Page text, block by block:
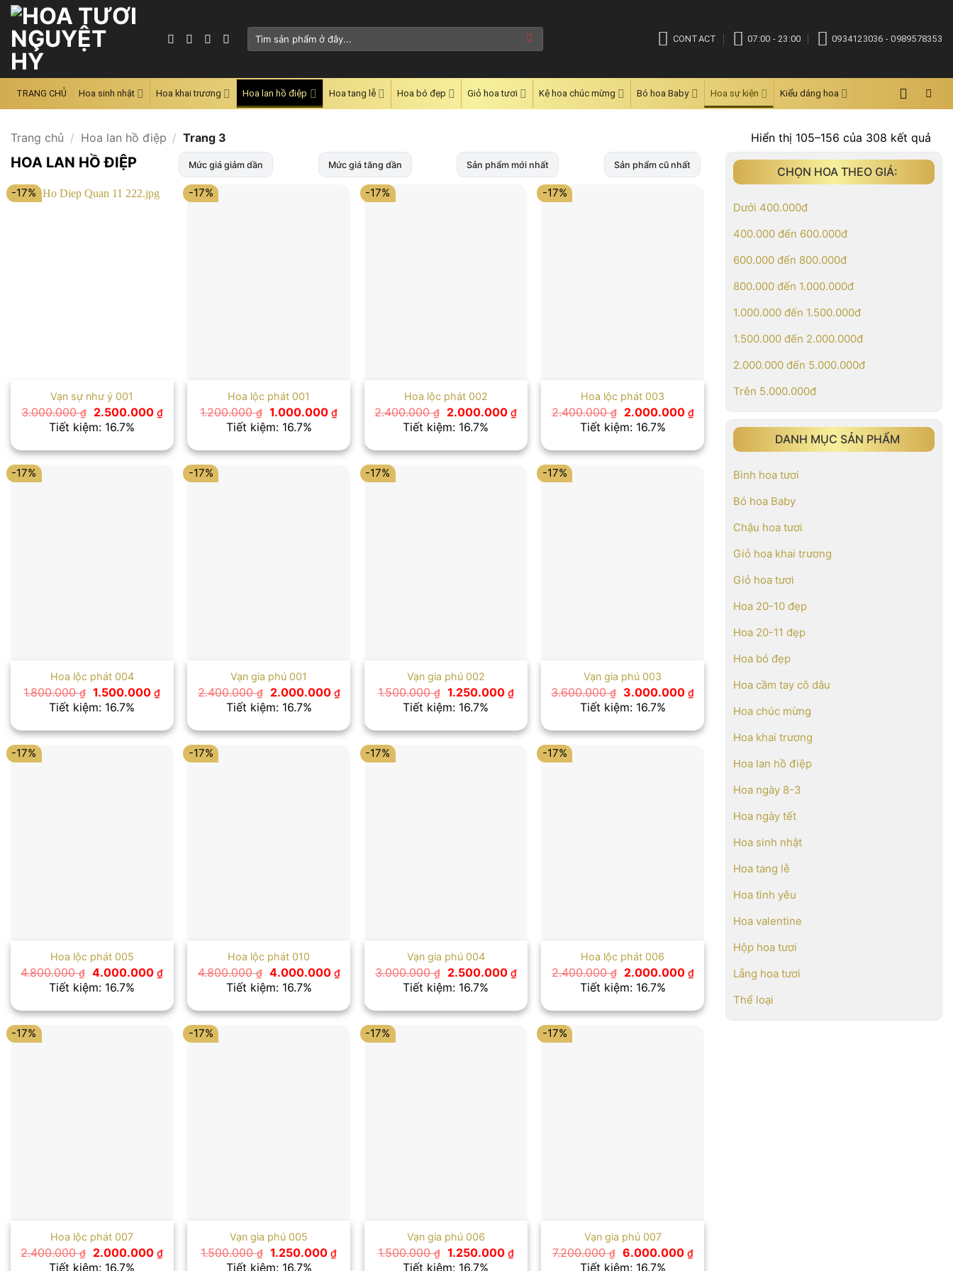
Skip
content
Tìm
CONTACT 07:00 - 23:00 0934123036 - 0989578353
TRANG CHỦ Hoa sinh nhật Hoa khai trương Hoa lan hồ điệp Hoa tang lễ Hoa bó đẹp Giỏ hoa tươi Kệ hoa chúc mừng Bó hoa Baby Hoa sự kiện Kiểu dáng hoa
Trang chủ / Hoa lan hồ điệp / Trang 3 Hiển thị 105–156 của 308 kết quả
HOA LAN HỒ ĐIỆP Mức giá giảm dần Mức giá tăng dần Sản phẩm mới nhất Sản phẩm cũ nhất
-17%
Vạn sự như ý 001
3.000.000₫
Giá
gốc
là:
2.500.000 ₫Giá
hiện
là:
2.500.000 ₫.
Tiết kiệm: 16.7%
-17%
Hoa lộc phát 001
1.200.000₫ Giá
gốc
là:
1.000.000₫Giá
là:
1.000.000 ₫.
Tiết kiệm: 16.7%
-17%
Hoa lộc phát 002
2.400.000₫
Giá
gốc
là:
2.000.000₫Giá
là:
2.000.000 ₫.
Tiết kiệm: 16.7%
-17%
Hoa lộc phát 003
2.400.000₫
Giá
gốc
là:
2.000.000 ₫Giá
hiện
là:
2.000.000 ₫.
Tiết kiệm: 16.7%
-17%
Hoa lộc phát 004
1.800.000₫ Giá
gốc
là:
1.500.000₫Giá
là:
1.500.000 ₫.
Tiết kiệm: 16.7%
-17%
Vạn gia phú 001
2.400.000₫
Giá
gốc
là:
2.000.000 ₫Giá
hiện
là:
2.000.000 ₫.
Tiết kiệm: 16.7%
-17%
Vạn gia phú 002
1.500.000₫ Giá
gốc
là:
1.250.000 ₫Giá
hiện
là:
1.250.000 ₫.
Tiết kiệm: 16.7%
-17%
Vạn gia phú 003
3.600.000₫
Giá
gốc
là:
3.000.000₫Giá
là:
3.000.000 ₫.
Tiết kiệm: 16.7%
-17%
Hoa lộc phát 005
4.800.000₫ Giá
gốc
là:
4.000.000₫Giá
là:
4.000.000 ₫.
Tiết kiệm: 16.7%
-17%
Hoa lộc phát 010
4.800.000₫ Giá
gốc
là:
4.000.000 ₫Giá
hiện
là:
4.000.000 ₫.
Tiết kiệm: 16.7%
-17%
Vạn gia phú 004
3.000.000₫
Giá
gốc
là:
2.500.000 ₫Giá
hiện
là:
2.500.000 ₫.
Tiết kiệm: 16.7%
-17%
Hoa lộc phát 006
2.400.000₫
Giá
gốc
là:
2.000.000 ₫Giá
hiện
là:
2.000.000 ₫.
Tiết kiệm: 16.7%
-17%
Hoa lộc phát 007
2.400.000₫
Giá
gốc
2.000.000₫Giá
Tiết kiệm: 16.7%
-17%
Vạn gia phú 005
1.500.000₫ Giá
gốc
1.250.000₫Giá
Tiết kiệm: 16.7%
-17%
Vạn gia phú 006
1.500.000₫ Giá
gốc
1.250.000 ₫Giá
hiện
Tiết kiệm: 16.7%
-17%
Vạn gia phú 007
7.200.000₫ Giá
gốc
6.000.000 ₫Giá
hiện
Tiết kiệm: 16.7%
CHỌN HOA THEO GIÁ:
Dưới 400.000đ
400.000 đến 600.000đ
600.000 đến 800.000đ
800.000 đến 1.000.000đ
1.000.000 đến 1.500.000đ
1.500.000 đến 2.000.000đ
2.000.000 đến 5.000.000đ
Trên 5.000.000đ
DANH MỤC SẢN PHẨM
Bình hoa tươi
Bó hoa Baby
Chậu hoa tươi
Giỏ hoa khai trương
Giỏ hoa tươi
Hoa 20-10 đẹp
Hoa 20-11 đẹp
Hoa bó đẹp
Hoa cầm tay cô dâu
Hoa chúc mừng
Hoa khai trương
Hoa lan hồ điệp
Hoa ngày 8-3
Hoa ngày tết
Hoa sinh nhật
Hoa tang lễ
Hoa tình yêu
Hoa valentine
Hộp hoa tươi
Lẵng hoa tươi
Thể loại